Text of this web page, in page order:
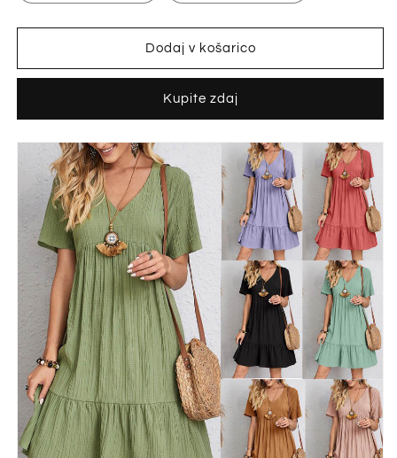
Dodaj v košarico
Kupite zdaj